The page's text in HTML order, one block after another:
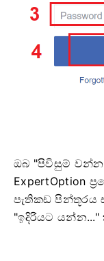
ඔබ "පිවිසුම්
ExpertOption
පැතිකඩ පින්තූරය
"ඉදිරියට